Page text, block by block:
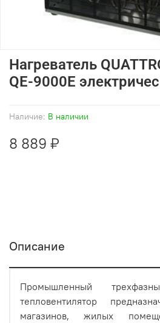
Наличие: В наличии
Нагреватель
QE-9000Е
8 889 ₽
Описание
Промышленный
тепловентилятор
магазинов, жилых